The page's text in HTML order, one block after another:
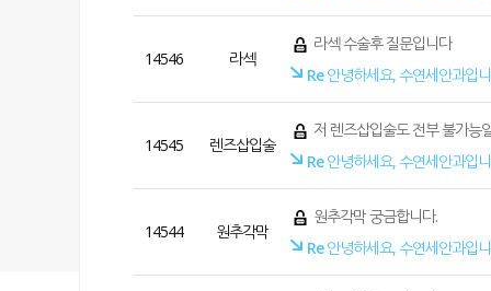
14546 라섹
라섹 수술후 질문입니다
Re안녕하세요, 수연세안과입
14545 렌즈삽입술
저 렌즈삽입술도 전부 불가능
Re안녕하세요, 수연세안과입
14544 원추각막
원추각막 궁금합니다.
Re안녕하세요, 수연세안과입